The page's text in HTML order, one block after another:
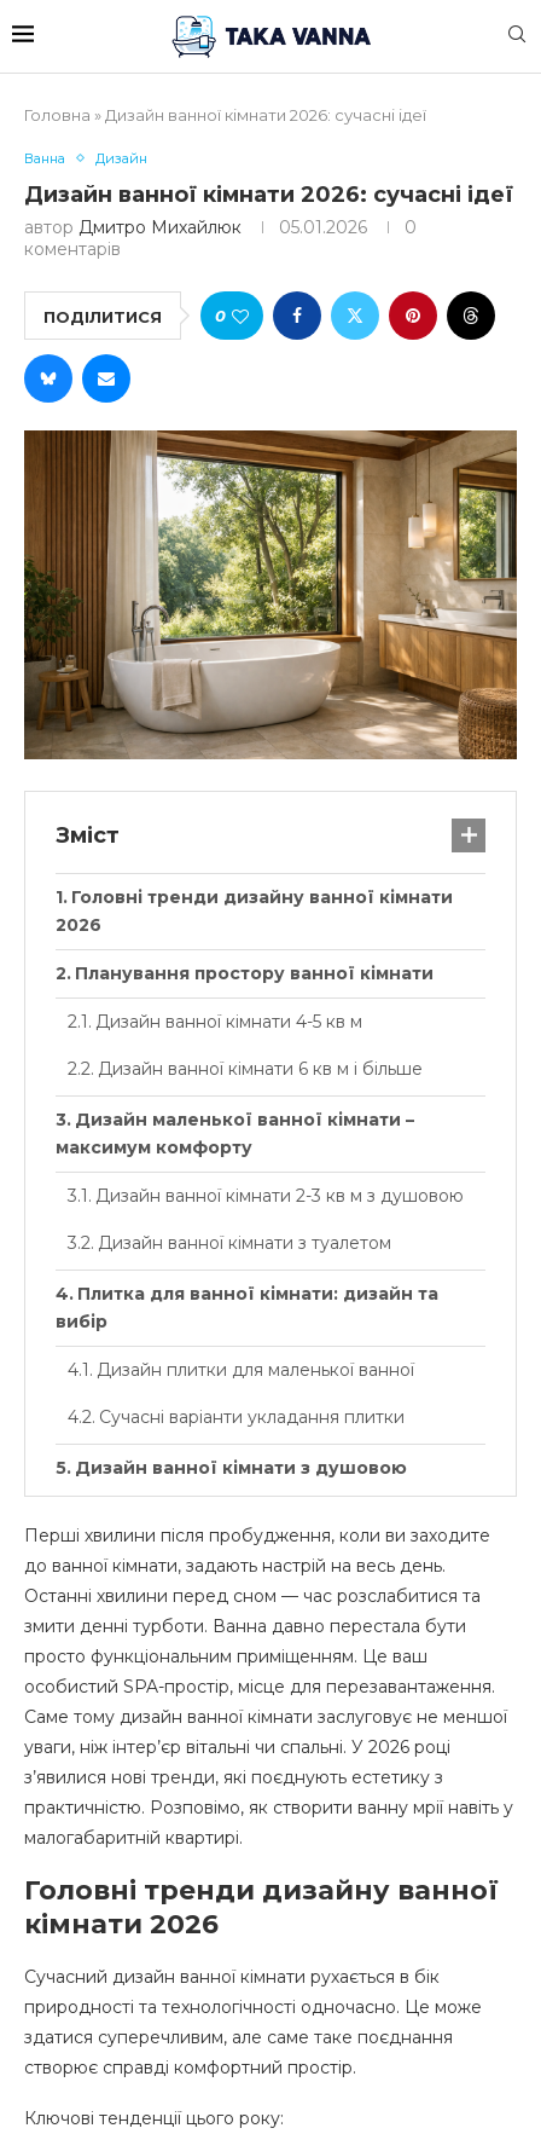
Головна » Дизайн ванної кімнати 2026: сучасні ідеї
Ванна Дизайн
Дизайн ванної кімнати 2026: сучасні ідеї
автор Дмитро Михайлюк 05.01.2026
0
коментарів
ПОДІЛИТИСЯ 0
Зміст
Головні тренди дизайну ванної кімнати
2026
Планування простору ванної кімнати
Дизайн ванної кімнати 4-5 кв м
Дизайн ванної кімнати 6 кв м і більше
Дизайн маленької ванної кімнати –
максимум комфорту
Дизайн ванної кімнати 2-3 кв м з душовою
Дизайн ванної кімнати з туалетом
Плитка для ванної кімнати: дизайн та
вибір
Дизайн плитки для маленької ванної
Сучасні варіанти укладання плитки
Дизайн ванної кімнати з душовою
кабіною
Дизайн ванної кімнати з душем і ванною
Колірні рішення для ванної кімнати 2026
Чорно-біла ванна кімната: вічна класика
Сіра ванна кімната: сучасний мінімалізм
Інші популярні кольори
Дизайн ванної кімнати з вікном
Освітлення та аксесуари у дизайні ванної
Дизайн ванної кімнати з пральною
машиною
Типові помилки в дизайні ванної кімнати
Скільки коштує дизайн-проект ванної
кімнати
Перші хвилини після пробудження, коли ви заходите
до ванної кімнати, задають настрій на весь день.
Останні хвилини перед сном — час розслабитися та
змити денні турботи. Ванна давно перестала бути
просто функціональним приміщенням. Це ваш
особистий SPA-простір, місце для перезавантаження.
Саме тому дизайн ванної кімнати заслуговує не меншої
уваги, ніж інтер’єр вітальні чи спальні. У 2026 році
з’явилися нові тренди, які поєднують естетику з
практичністю. Розповімо, як створити ванну мрії навіть у
малогабаритній квартирі.
Головні тренди дизайну ванної
кімнати 2026
Сучасний дизайн ванної кімнати рухається в бік
природності та технологічності одночасно. Це може
здатися суперечливим, але саме таке поєднання
створює справді комфортний простір.
Ключові тенденції цього року: